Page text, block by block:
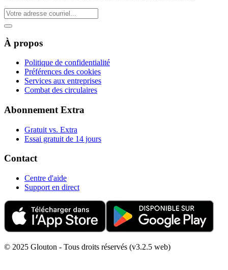
À propos
Politique de confidentialité
Préférences des cookies
Services aux entreprises
Combat des circulaires
Abonnement Extra
Gratuit vs. Extra
Essai gratuit de 14 jours
Contact
Centre d'aide
Support en direct
© 2025 Glouton - Tous droits réservés (v3.2.5 web)